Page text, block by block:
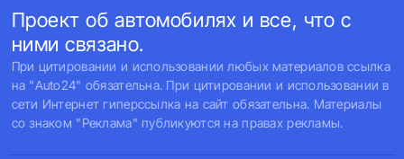
Проект об автомобилях и все, что с
ними связано.
При цитировании и использовании любых материалов ссылка
на "Auto24" обязательна. При цитировании и использовании в
сети Интернет гиперссылка на сайт обязательна. Материалы
со знаком "Реклама" публикуются на правах рекламы.